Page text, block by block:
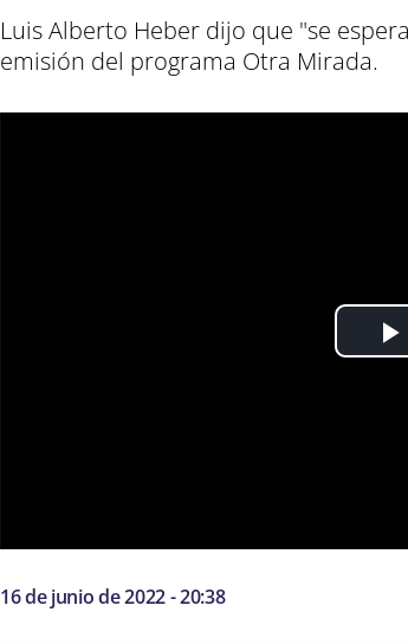
Luis Alberto Heber dijo que "se
emisión del programa Otra Mirada.
16 de junio de 2022 - 20:38